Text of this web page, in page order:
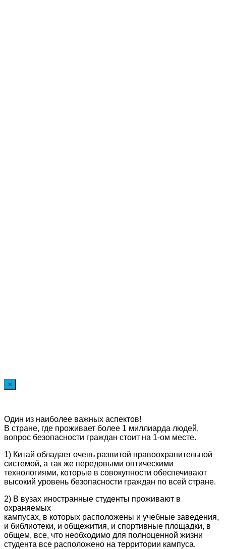
×
Один из наиболее важных аспектов!
В стране, где проживает более 1 миллиарда людей,
вопрос безопасности граждан стоит на 1-ом месте.
1) Китай обладает очень развитой правоохранительной
системой, а так же передовыми оптическими
технологиями, которые в совокупности обеспечивают
высокий уровень безопасности граждан по всей стране.
2) В вузах иностранные студенты проживают в
охраняемых
кампусах, в которых расположены и учебные заведения,
и библиотеки, и общежития, и спортивные площадки, в
общем, все, что необходимо для полноценной жизни
студента все расположено на территории кампуса.